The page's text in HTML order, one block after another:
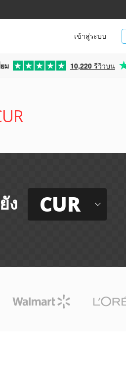
เข้าสู่ระบบ
ม 10,220 รีวิวบน
ง CUR